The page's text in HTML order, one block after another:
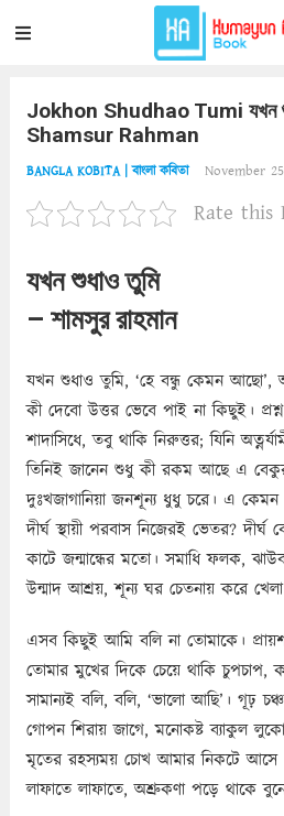
Jokhon Shudhao Tumi যখন
Shamsur Rahman
BANGLA KOBITA | বাংলা কবিতা November
Rate this
যখন শুধাও তুমি
– শামসুর রাহমান
যখন শুধাও তুমি, ‘হে বন্ধু কেমন আছো’,
কী দেবো উত্তর ভেবে পাই না কিছুই।
শাদাসিধে, তবু থাকি নিরুত্তর; যিনি
তিনিই জানেন শুধু কী রকম আছে এ
দুঃখজাগানিয়া জনশূন্য ধুধু চরে। এ কেমন
দীর্ঘ স্থায়ী পরবাস নিজেরই ভেতর? দীর্ঘ
কাটে জন্মান্ধের মতো। সমাধি ফলক,
উন্মাদ আশ্রয়, শূন্য ঘর চেতনায় করে খেলা
এসব কিছুই আমি বলি না তোমাকে।
তোমার মুখের দিকে চেয়ে থাকি চুপচাপ,
সামান্যই বলি, বলি, ‘ভালো আছি’। গূঢ়
গোপন শিরায় জাগে, মনোকষ্ট ব্যাকুল
মৃতের রহস্যময় চোখ আমার নিকটে আসে
লাফাতে লাফাতে, অশ্রুকণা পড়ে থাকে